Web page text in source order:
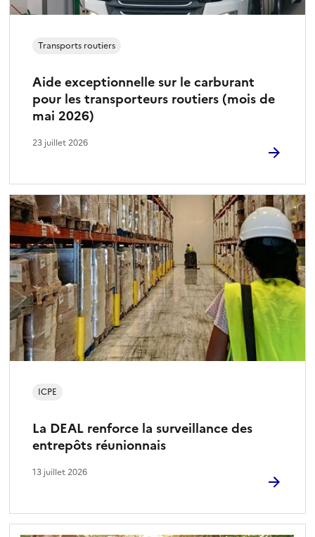
Aide exceptionnelle sur le carburant
pour les transporteurs routiers (mois de
mai 2026)
Transports routiers
23 juillet 2026
La DEAL renforce la surveillance des
entrepôts réunionnais
ICPE
13 juillet 2026